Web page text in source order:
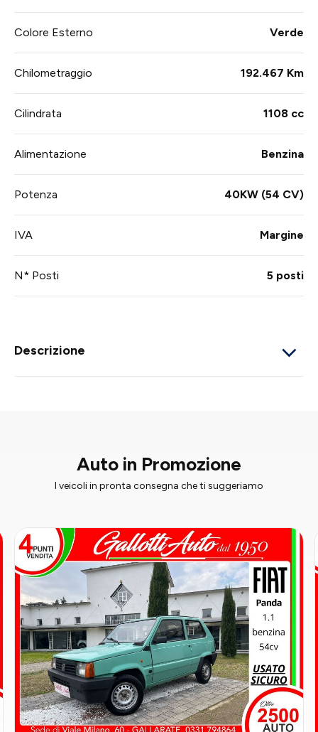
Colore Esterno Verde
Chilometraggio 192.467 Km
Cilindrata 1108 cc
Alimentazione Benzina
Potenza 40KW (54 CV)
IVA Margine
N* Posti 5 posti
Descrizione
Auto in Promozione
I veicoli in pronta consegna che ti suggeriamo